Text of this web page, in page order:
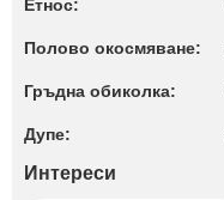
Етнос:
Полово окосмяване:
Гръдна обиколка:
Дупе:
Интереси